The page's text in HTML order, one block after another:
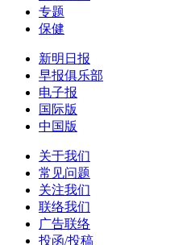
专题
保健
新明日报
早报俱乐部
电子报
国际版
中国版
关于我们
常见问题
关注我们
联络我们
广告联络
投函/投稿